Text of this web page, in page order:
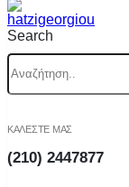
Search
ΚΑΛΕΣΤΕ ΜΑΣ
(210) 2447877